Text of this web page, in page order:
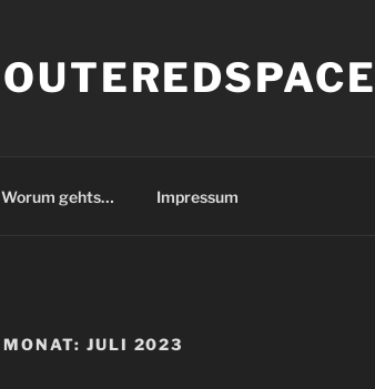
OUTEREDSPACE
Worum gehts… Impressum
MONAT: JULI 2023